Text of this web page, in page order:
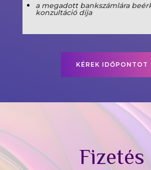
a megadott bankszámlára
konzultáció díja
KÉREK IDŐPONTOT
Fizetés